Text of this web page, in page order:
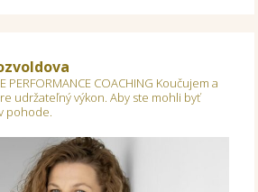
PERFORMANCE COACHING Koučujem a
udržateľný výkon.Aby ste mohli byť
pohode.